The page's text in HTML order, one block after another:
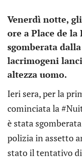
Venerdì notte,
ore a Place de
sgomberata
lacrimogeni
altezza uomo.
Ieri sera, per la
cominciata la
è stata
polizia in assetto
stato il tentativo